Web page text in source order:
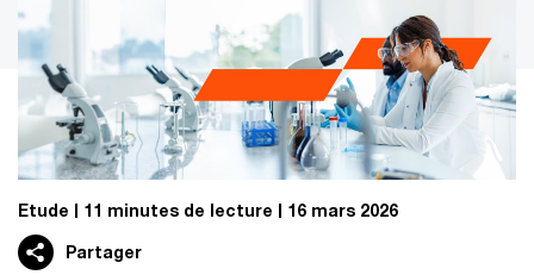
Etude 11 minutes de lecture 16 mars 2026
Partager